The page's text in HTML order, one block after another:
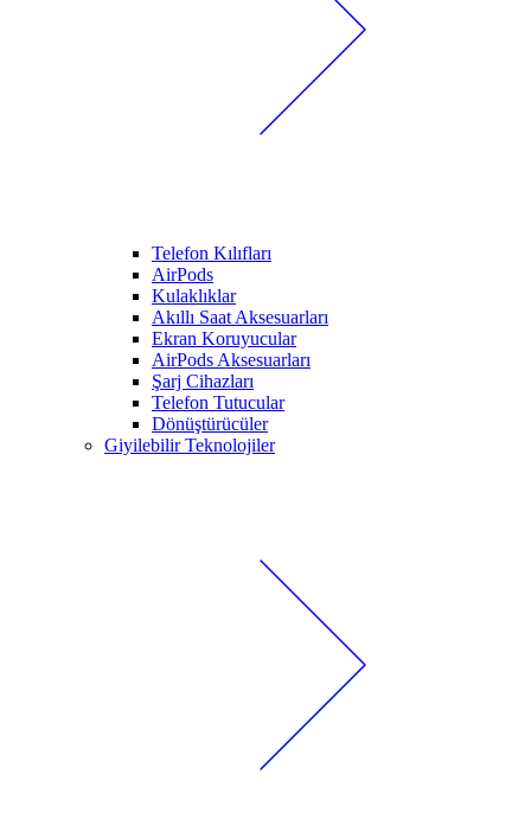
Telefon Kılıfları
AirPods
Kulaklıklar
Akıllı Saat Aksesuarları
Ekran Koruyucular
AirPods Aksesuarları
Şarj Cihazları
Telefon Tutucular
Dönüştürücüler
Giyilebilir Teknolojiler